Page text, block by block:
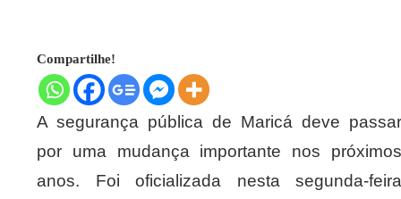
Compartilhe!
A segurança pública de Maricá deve passar
por uma mudança importante nos próximos
anos. Foi oficializada nesta segunda-feira